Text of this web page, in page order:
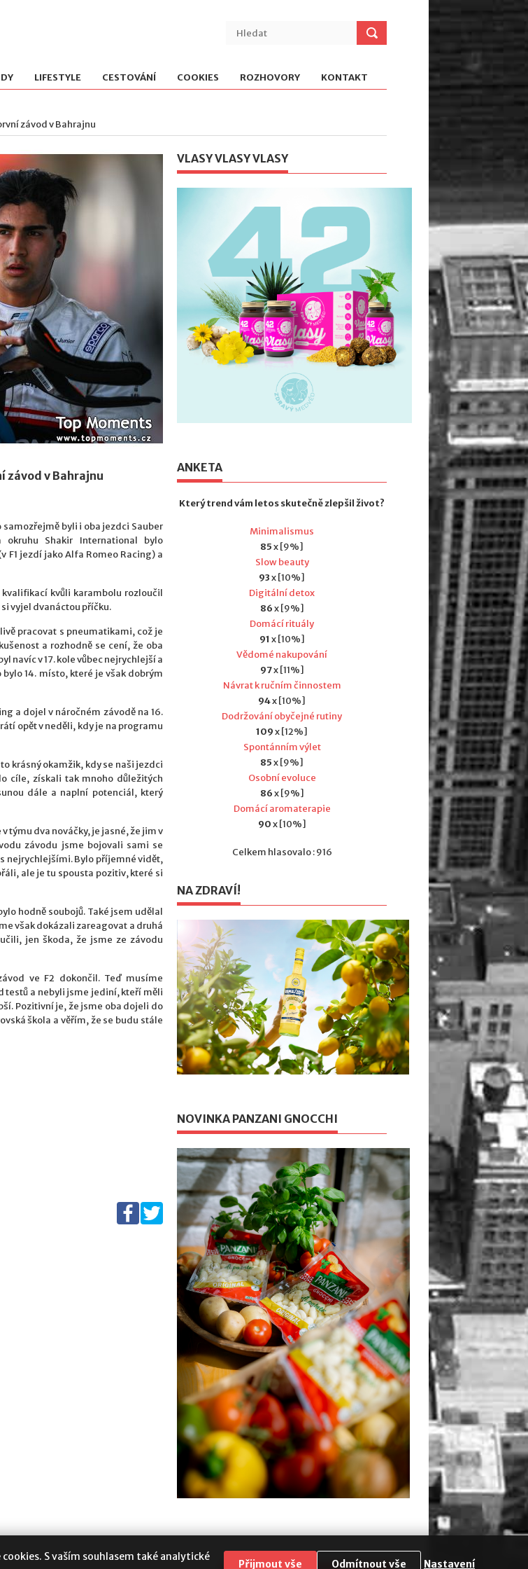
LIFESTYLE CESTOVÁNÍ COOKIES ROZHOVORY KONTAKT
závod v Bahrajnu
závod v Bahrajnu
samozřejmě byli i oba jezdci Sauber
okruhu Shakir International bylo
F1 jezdí jako Alfa Romeo Racing) a
kvůli karambolu rozloučil
vyjel dvanáctou příčku.
pracovat s pneumatikami, což je
a rozhodně se cení, že oba
navíc v 17. kole vůbec nejrychlejší a
14. místo, které je však dobrým
a dojel v náročném závodě na 16.
opět v neděli, kdy je na programu
to krásný okamžik, kdy se naši jezdci
cíle, získali tak mnoho důležitých
dále a naplní potenciál, který
týmu dva nováčky, je jasné, že jim v
závodu jsme bojovali sami se
nejrychlejšími. Bylo příjemné vidět,
ale je tu spousta pozitiv, které si
hodně soubojů. Také jsem udělal
však dokázali zareagovat a druhá
jen škoda, že jsme ze závodu
ve F2 dokončil. Teď musíme
testů a nebyli jsme jediní, kteří měli
Pozitivní je, že jsme oba dojeli do
škola a věřím, že se budu stále
VLASY VLASY VLASY
ANKETA
Který trend vám letos skutečně zlepšil život?
Minimalismus
85x [9%]
Slow beauty
93x [10%]
Digitální detox
86x [9%]
Domácí rituály
91 x [10%]
Vědomé nakupování
97x [11%]
Návrat k ručním činnostem
94x [10%]
Dodržování obyčejné rutiny
109x [12%]
Spontánním výlet
85x [9%]
Osobní evoluce
86x [9%]
Domácí aromaterapie
90x [10%]
Celkem hlasovalo : 916
NA ZDRAVÍ!
NOVINKA PANZANI GNOCCHI
S vaším souhlasem také analytické
Přijmout vše Odmítnout vše Nastavení